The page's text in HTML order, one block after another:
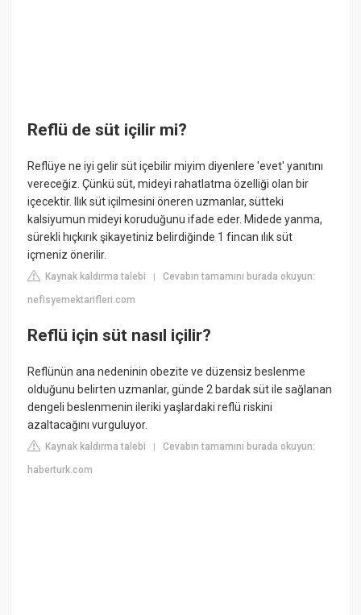
Reflü de süt içilir mi?
Reflüye ne iyi gelir süt içebilir miyim diyenlere 'evet' yanıtını
vereceğiz. Çünkü süt, mideyi rahatlatma özelliği olan bir
içecektir. Ilık süt içilmesini öneren uzmanlar, sütteki
kalsiyumun mideyi koruduğunu ifade eder. Midede yanma,
sürekli hıçkırık şikayetiniz belirdiğinde 1 fincan ılık süt
içmeniz önerilir.
Kaynak kaldırma talebi |Cevabın tamamını burada okuyun:
nefisyemektarifleri.com
Reflü için süt nasıl içilir?
Reflünün ana nedeninin obezite ve düzensiz beslenme
olduğunu belirten uzmanlar, günde 2 bardak süt ile sağlanan
dengeli beslenmenin ileriki yaşlardaki reflü riskini
azaltacağını vurguluyor.
Kaynak kaldırma talebi |Cevabın tamamını burada okuyun:
haberturk.com